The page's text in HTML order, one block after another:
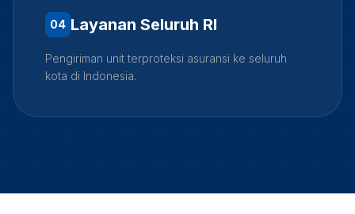
04 Layanan Seluruh RI
Pengiriman unit terproteksi asuransi ke seluruh
kota di Indonesia.